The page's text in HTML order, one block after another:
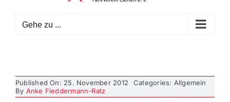
Gehe zu ...
Published On: 25. November 2012
Categories: Allgemein
By Anke Fleddermann-Ratz